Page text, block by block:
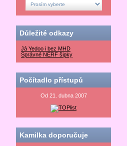
Důležité odkazy
Já Yedoo i bez MHD
Správné NERF šipky
Počítadlo přístupů
Od 21. dubna 2007
Kamilka doporučuje